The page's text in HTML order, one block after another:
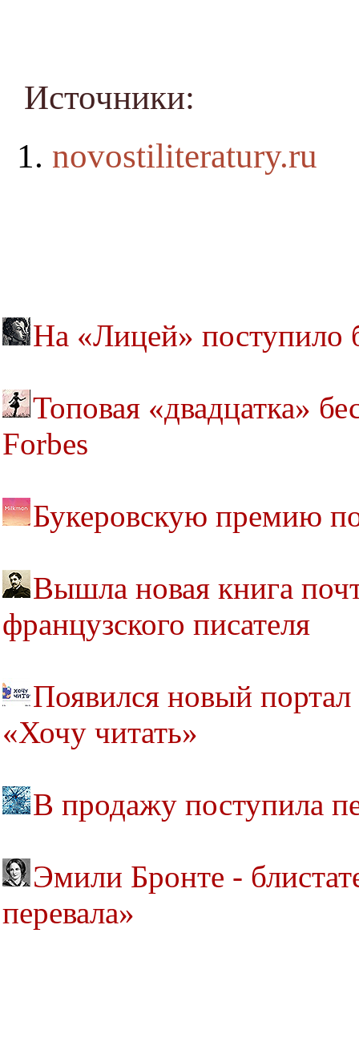
Источники:
novostiliteratury.ru
На «Лицей» поступило
Топовая «двадцатка»
Forbes
Букеровскую премию
Вышла новая книга
французского писателя
Появился новый
«Хочу читать»
В продажу поступила
Эмили Бронте -
перевала»